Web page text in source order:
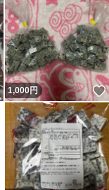
いいね！
1,000円